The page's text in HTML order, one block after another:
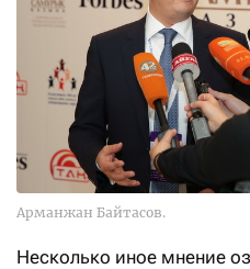
Арманжан Байтасов.
Несколько иное мнение